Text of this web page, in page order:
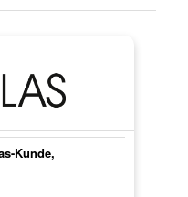
Kunde,